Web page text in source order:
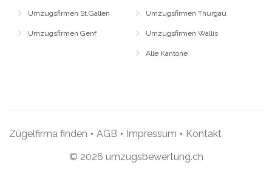
Umzugsfirmen St.Gallen
Umzugsfirmen Genf
Umzugsfirmen Thurgau
Umzugsfirmen Wallis
Alle Kantone
Zügelfirma finden • AGB • Impressum • Kontakt
© 2026 umzugsbewertung.ch